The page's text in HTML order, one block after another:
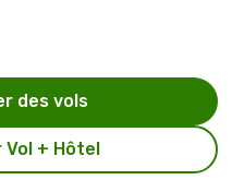
Vol + Hôtel
des vols